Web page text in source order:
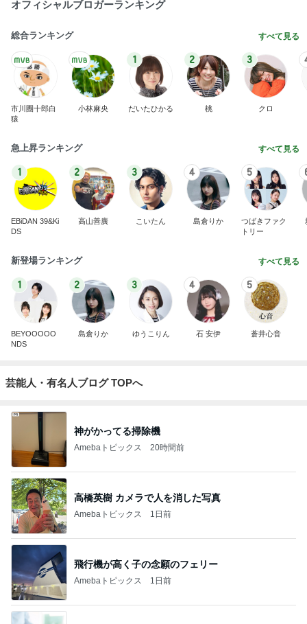
オフィシャルブロガーランキング
総合ランキング すべて見る
市川團十郎白
猿
小林麻央
1
だいたひかる
2
桃
3
クロ
急上昇ランキング すべて見る
1
EBiDAN 39&Ki
DS
2
高山善廣
3
こいたん
4
島倉りか
5
つばきファク
トリー
新登場ランキング すべて見る
1
BEYOOOOO
NDS
2
島倉りか
3
ゆうこりん
4
石 安伊
5
蒼井心音
芸能人・有名人ブログ TOPへ
神がかってる掃除機
Amebaトピックス 20時間前
高橋英樹 カメラで人を消した写真
Amebaトピックス 1日前
飛行機が高く子の念願のフェリー
Amebaトピックス 1日前